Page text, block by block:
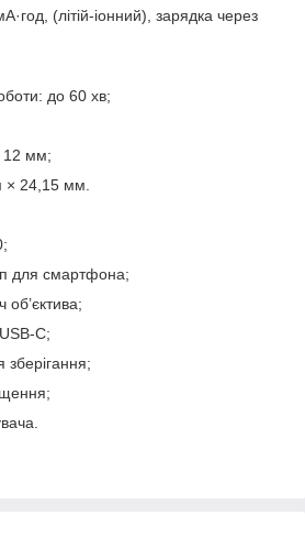
(літій-іонний), зарядка через
до 60 хв;
12 мм;
× 24,15 мм.
для смартфона;
C;
зберігання;